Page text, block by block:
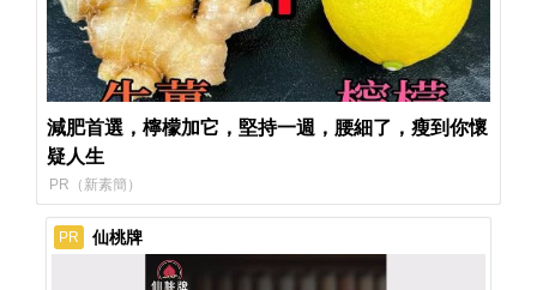
減肥首選，檸檬加它，堅持一週，腰細了，瘦到你懷
疑人生
PR（新素簡）
PR 仙桃牌